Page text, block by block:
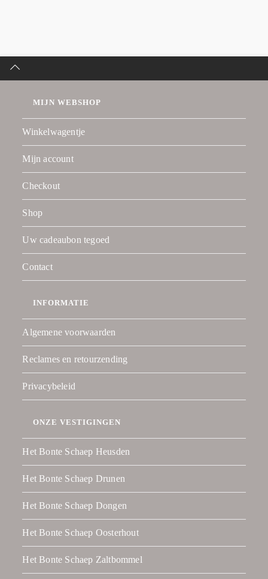
MIJN WEBSHOP
Winkelwagentje
Mijn account
Checkout
Shop
Uw cadeaubon tegoed
Contact
INFORMATIE
Algemene voorwaarden
Reclames en retourzending
Privacybeleid
ONZE VESTIGINGEN
Het Bonte Schaep Heusden
Het Bonte Schaep Drunen
Het Bonte Schaep Dongen
Het Bonte Schaep Oosterhout
Het Bonte Schaep Zaltbommel